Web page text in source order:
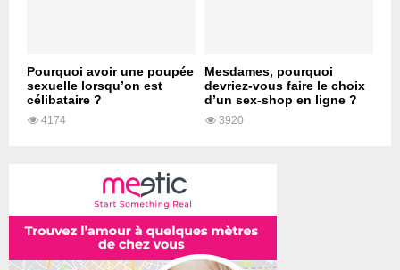
Pourquoi avoir une poupée
sexuelle lorsqu’on est
célibataire ?
4174
Mesdames, pourquoi
devriez-vous faire le choix
d’un sex-shop en ligne ?
3920